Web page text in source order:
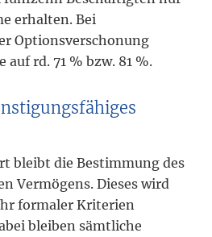
erhalten. Bei
Optionsverschonung
rd. 71 % bzw. 81 %.
bleibt die Bestimmung des
Vermögens. Dieses wird
formaler Kriterien
bleiben sämtliche